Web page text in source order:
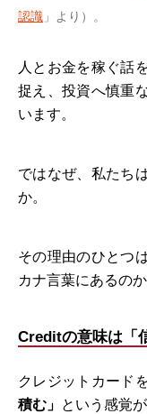
認識 」より）。
人とお金を稼ぐ話
捉え、投資へ慎重
います。
ではなぜ、私たち
か。
その理由のひとつ
カナ言葉にあるの
Creditの意味は「
クレジットカード
積む」 という感覚